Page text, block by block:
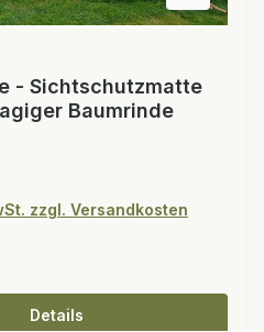
- Sichtschutzmatte
Baumrinde
zzgl. Versandkosten
Details